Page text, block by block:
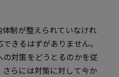
制が整えられていなけれ
きるはずがありません。
対策をどうとるのかを従
らには対策に対して今か